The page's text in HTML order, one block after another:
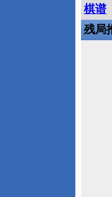
棋谱
残局